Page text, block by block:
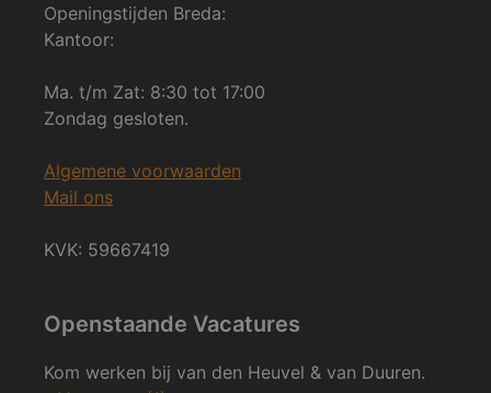
Openingstijden Breda:
Kantoor:
Ma. t/m Zat: 8:30 tot 17:00
Zondag gesloten.
Algemene voorwaarden
Mail ons
KVK: 59667419
Openstaande Vacatures
Kom werken bij van den Heuvel & van Duuren.